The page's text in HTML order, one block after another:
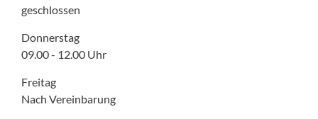
geschlossen
Donnerstag
09.00 - 12.00 Uhr
Freitag
Nach Vereinbarung